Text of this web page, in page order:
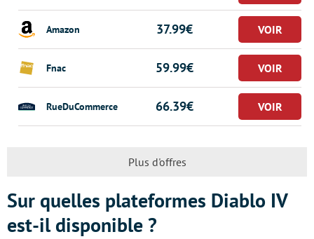
Amazon 37.99€
Fnac 59.99€
RueDuCommerce 66.39€
Plus d'offres
Sur quelles plateformes Diablo IV
est-il disponible ?